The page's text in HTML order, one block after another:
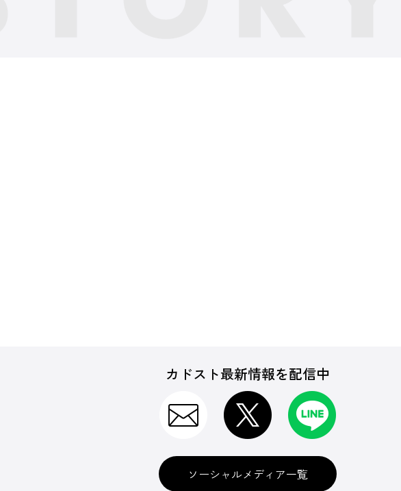
カドスト最新情報を配信中
ソーシャルメディア一覧